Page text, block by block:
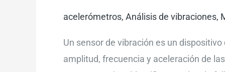
acelerómetros, Análisis de vibraciones,
Un sensor de vibración es un
amplitud, frecuencia y aceleración de